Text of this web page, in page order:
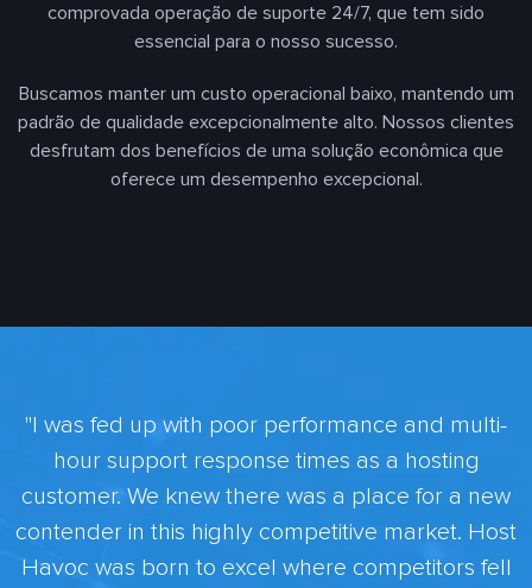
comprovada operação de suporte 24/7, que tem sido
essencial para o nosso sucesso.
Buscamos manter um custo operacional baixo, mantendo um
padrão de qualidade excepcionalmente alto. Nossos clientes
desfrutam dos benefícios de uma solução econômica que
oferece um desempenho excepcional.
"I was fed up with poor performance and multi-
hour support response times as a hosting
customer. We knew there was a place for a new
contender in this highly competitive market. Host
Havoc was born to excel where competitors fell